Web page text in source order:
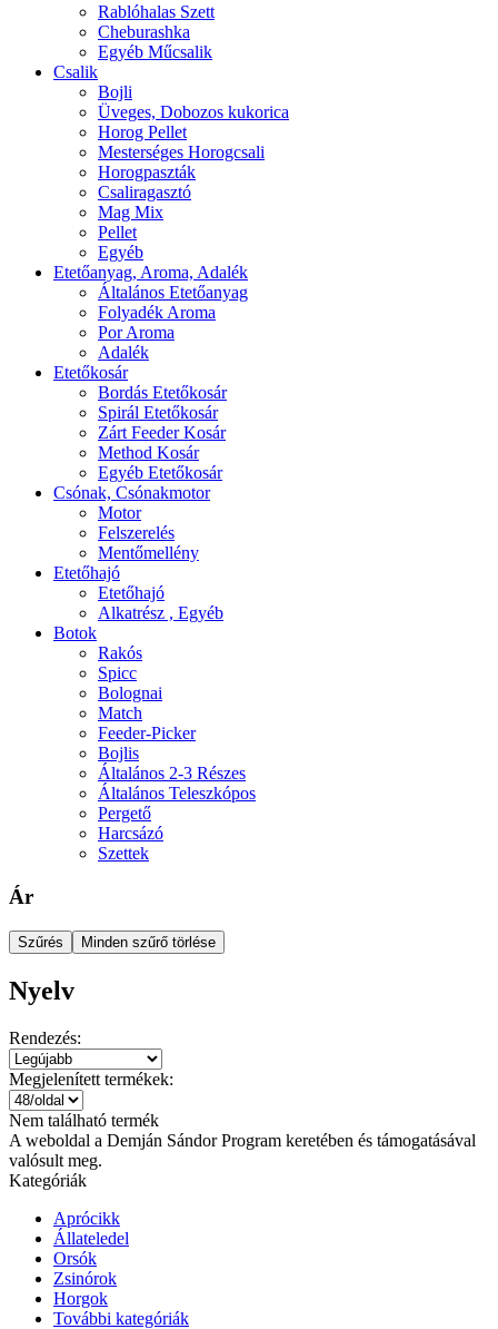
Rablóhalas Szett
Cheburashka
Egyéb Műcsalik
Csalik
Bojli
Üveges, Dobozos kukorica
Horog Pellet
Mesterséges Horogcsali
Horogpaszták
Csaliragasztó
Mag Mix
Pellet
Egyéb
Etetőanyag, Aroma, Adalék
Általános Etetőanyag
Folyadék Aroma
Por Aroma
Adalék
Etetőkosár
Bordás Etetőkosár
Spirál Etetőkosár
Zárt Feeder Kosár
Method Kosár
Egyéb Etetőkosár
Csónak, Csónakmotor
Motor
Felszerelés
Mentőmellény
Etetőhajó
Etetőhajó
Alkatrész , Egyéb
Botok
Rakós
Spicc
Bolognai
Match
Feeder-Picker
Bojlis
Általános 2-3 Részes
Általános Teleszkópos
Pergető
Harcsázó
Szettek
Ár
Szűrés Minden szűrő törlése
Nyelv
Rendezés:
Megjelenített termékek:
Nem található termék
A weboldal a Demján Sándor Program keretében és támogatásával
valósult meg.
Kategóriák
Aprócikk
Állateledel
Orsók
Zsinórok
Horgok
További kategóriák